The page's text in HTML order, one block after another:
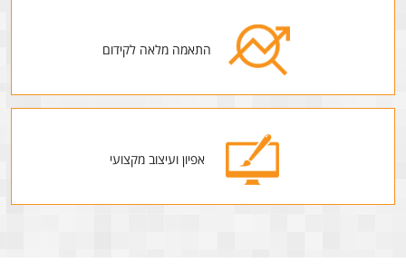
התאמה מלאה לקידום
אפיון ועיצוב מקצועי